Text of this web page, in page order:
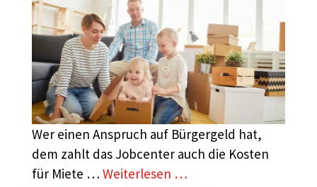
Wer einen Anspruch auf Bürgergeld hat,
dem zahlt das Jobcenter auch die Kosten
für Miete … Weiterlesen …